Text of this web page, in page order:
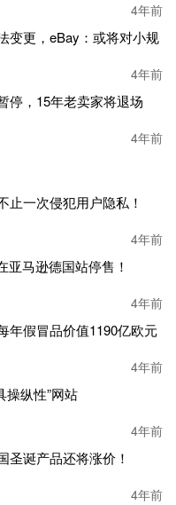
账号同时刷几个款，一
在发货，一夜之间亏损3
摄影、数据在内的豪华
了几百万。
验……
，且与其他卖家相比，
4年前
变更，eBay：或将对小规
4年前
停，15年老卖家将退场
4年前
止一次侵犯用户隐私！
4年前
亚马逊德国站停售！
4年前
年假冒品价值1190亿欧元
4年前
操纵性”网站
4年前
圣诞产品还将涨价！
4年前